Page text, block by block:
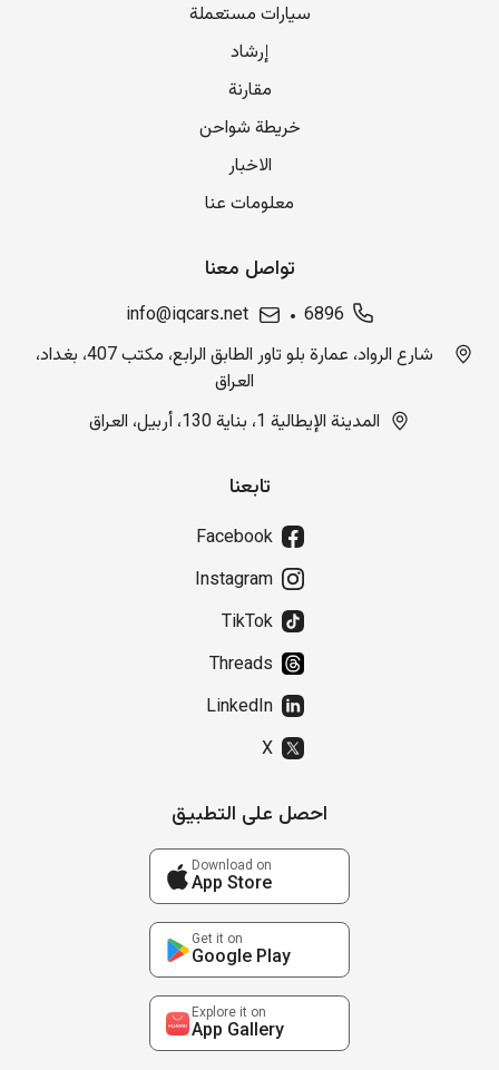
سيارات مستعملة
إرشاد
مقارنة
خريطة شواحن
الاخبار
معلومات عنا
تواصل معنا
6896
info@iqcars.net
شارع الرواد، عمارة بلو تاور الطابق الرابع، مكتب 407، بغداد،
العراق
المدينة الإيطالية 1، بناية 130، أربيل، العراق
تابعنا
Facebook
Instagram
TikTok
Threads
LinkedIn
X
احصل على التطبيق
Download on
App Store
Get it on
Google Play
Explore it on
App Gallery